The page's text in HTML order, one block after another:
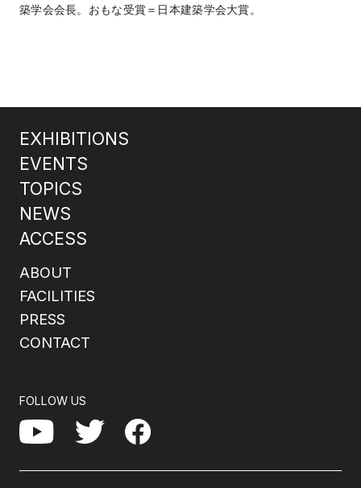
築学会会長。おもな受賞＝日本建築学会大賞。
EXHIBITIONS
EVENTS
TOPICS
NEWS
ACCESS
ABOUT
FACILITIES
PRESS
CONTACT
FOLLOW US
YouTube Twitter Facebook